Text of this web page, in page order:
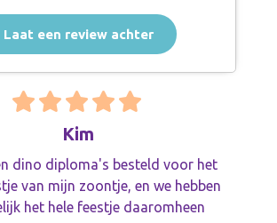
Laat een review achter
Kim
dino diploma's besteld voor het
van mijn zoontje, en we hebben
het hele feestje daaromheen